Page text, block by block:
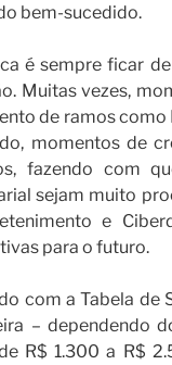
bem-sucedido.
é sempre ficar
Muitas vezes,
de ramos como
momentos de
fazendo com
sejam muito
e
para o futuro.
com a Tabela de
– dependendo
R$ 1.300 a R$